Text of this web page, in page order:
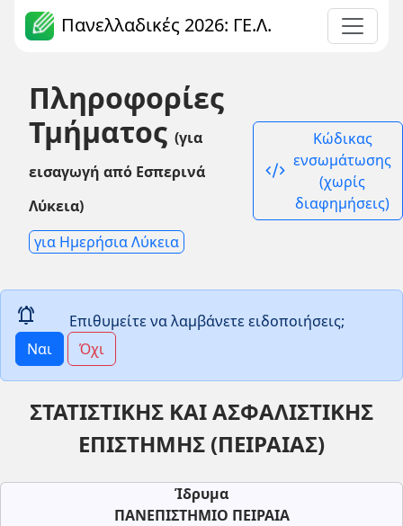
Πανελλαδικές 2026: ΓΕ.Λ.
Πληροφορίες
Τμήματος (για
εισαγωγή από Εσπερινά
Λύκεια)
για Ημερήσια Λύκεια
code_xml
Κώδικας
ενσωμάτωσης
(χωρίς
διαφημήσεις)
notifications_active
Επιθυμείτε να λαμβάνετε ειδοποιήσεις;
Ναι
Όχι
ΣΤΑΤΙΣΤΙΚΗΣ ΚΑΙ ΑΣΦΑΛΙΣΤΙΚΗΣ
ΕΠΙΣΤΗΜΗΣ (ΠΕΙΡΑΙΑΣ)
Ίδρυμα
ΠΑΝΕΠΙΣΤΗΜΙΟ ΠΕΙΡΑΙΑ